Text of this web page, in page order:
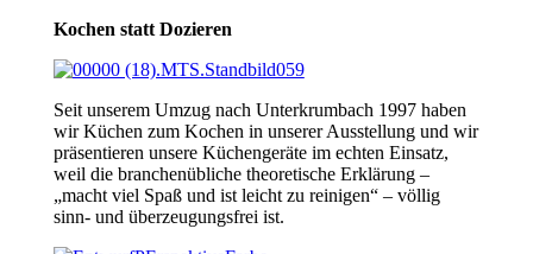
Kochen statt Dozieren
Seit unserem Umzug nach Unterkrumbach 1997 haben
wir Küchen zum Kochen in unserer Ausstellung und wir
präsentieren unsere Küchengeräte im echten Einsatz,
weil die branchenübliche theoretische Erklärung –
„macht viel Spaß und ist leicht zu reinigen“ – völlig
sinn- und überzeugungsfrei ist.